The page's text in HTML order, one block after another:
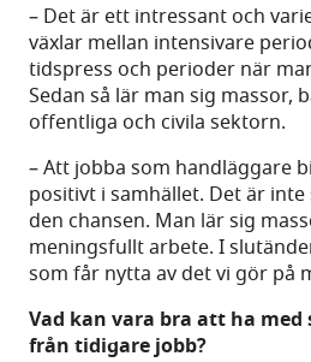
– Det är ett intressant och
växlar mellan intensivare
tidspress och perioder när
Sedan så lär man sig massor,
offentliga och civila sektorn.
– Att jobba som handläggare
positivt i samhället. Det är
den chansen. Man lär sig
meningsfullt arbete. I
som får nytta av det vi gör på
Vad kan vara bra att ha
från tidigare jobb?